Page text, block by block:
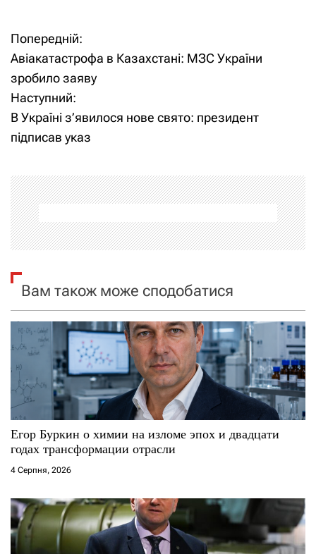
Н
а
в
і
а
ц
і
я
з
а
п
и
с
і
в
Попередній:
Авіакатастрофа в Казахстані: МЗС України
зробило заяву
Наступний:
В Україні з’явилося нове свято: президент
підписав указ
Вам також може сподобатися
Егор Буркин о химии на изломе эпох и двадцати
годах трансформации отрасли
4 Серпня, 2026